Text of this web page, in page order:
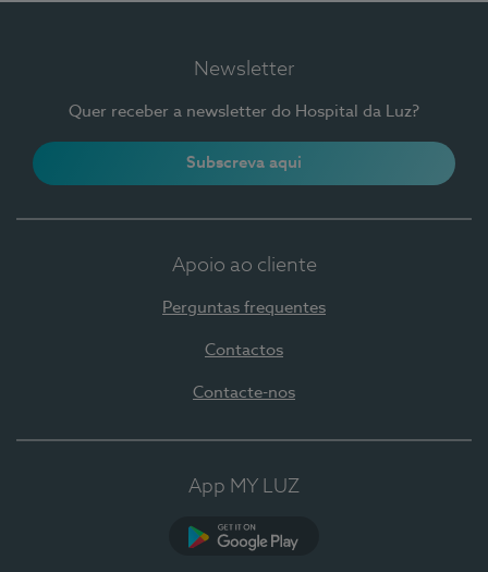
Newsletter
Quer receber a newsletter do Hospital da Luz?
Subscreva aqui
Apoio ao cliente
Perguntas frequentes
Contactos
Contacte-nos
App MY LUZ